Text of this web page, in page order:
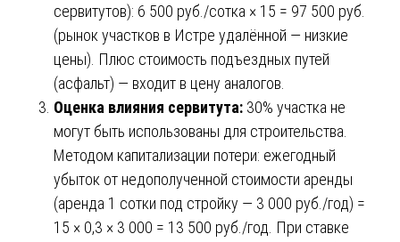
сервитутов): 6 500 руб./сотка × 15 = 97 500 руб.
(рынок участков в Истре удалённой — низкие
цены). Плюс стоимость подъездных путей
(асфальт) — входит в цену аналогов.
Оценка влияния сервитута: 30% участка не
могут быть использованы для строительства.
Методом капитализации потери: ежегодный
убыток от недополученной стоимости аренды
(аренда 1 сотки под стройку — 3 000 руб./год) =
15 × 0,3 × 3 000 = 13 500 руб./год. При ставке